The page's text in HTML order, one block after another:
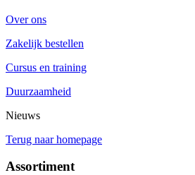
Over ons
Zakelijk bestellen
Cursus en training
Duurzaamheid
Nieuws
Terug naar homepage
Assortiment